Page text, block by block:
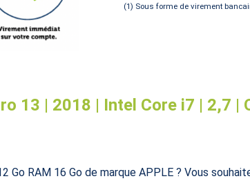
(1) Sous forme de virement
13 | 2018 | Intel Core i7 | 2,7 |
RAM 16 Go de marque APPLE ? Vous